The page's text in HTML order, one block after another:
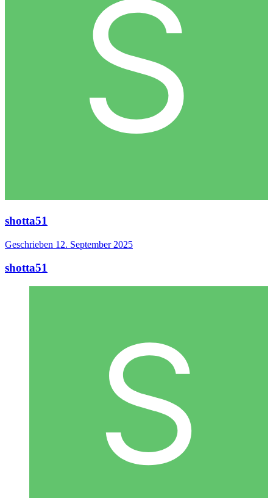
shotta51
Geschrieben 12. September 2025
shotta51